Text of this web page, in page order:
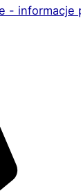
- informacje